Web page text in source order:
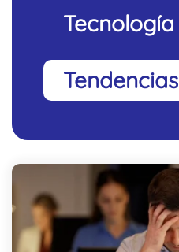
Tecnología
Tendencias